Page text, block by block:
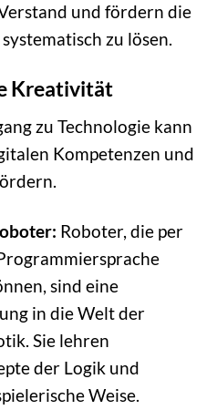
und fördern die
zu lösen.
Kreativität
zu Technologie kann
Kompetenzen und
Roboter, die per
sind eine
in die Welt der
Sie lehren
der Logik und
Weise.